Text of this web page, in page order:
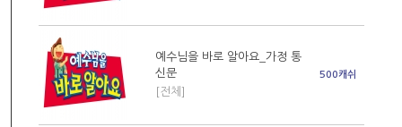
예수님을 바로 알아요_가정 통
신문
[전체]
500캐쉬